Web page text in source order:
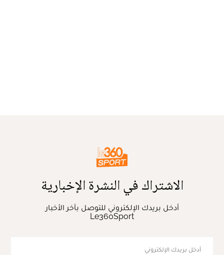
الاشتراك في النشرة الإخبارية
أدخل بريدك الإلكتروني للتوصل بآخر الأخبار
Le360Sport